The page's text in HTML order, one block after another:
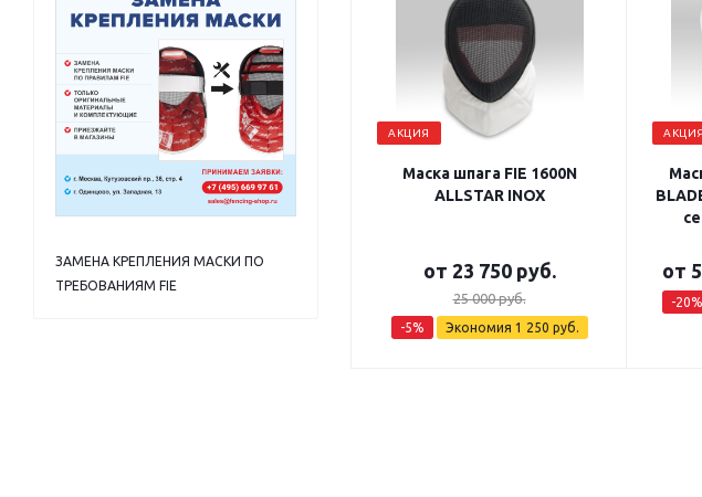
АКЦИЯ
Маска шпага FIE 1600N
ALLSTAR INOX
от 23 750 руб.
25 000 руб.
-5% Экономия 1 250 руб.
АКЦИЯ
от
-20%
ЗАМЕНА КРЕПЛЕНИЯ МАСКИ ПО
ТРЕБОВАНИЯМ FIE